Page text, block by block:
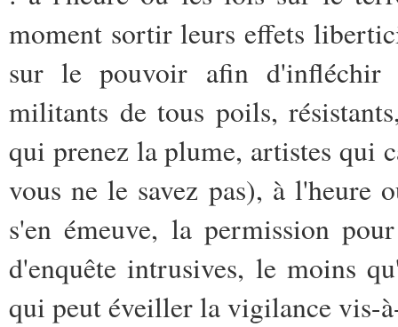
moment sortir leurs effets
sur le pouvoir afin d'infléchir
militants de tous poils,
qui prenez la plume, artistes qui
vous ne le savez pas), à l'heure
s'en émeuve, la permission
d'enquête intrusives, le moins
qui peut éveiller la vigilance vis-